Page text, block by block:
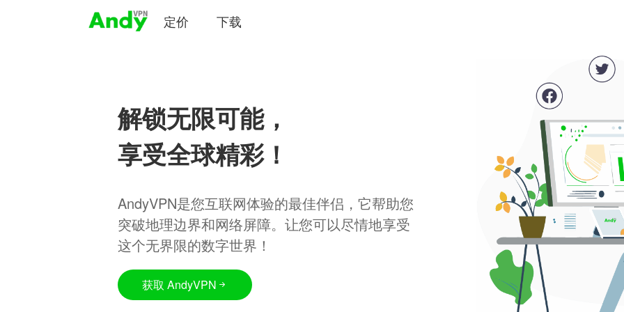
定价 下载
解锁无限可能，
享受全球精彩！
AndyVPN是您互联网体验的最佳伴侣，它帮助您
突破地理边界和网络屏障。让您可以尽情地享受
这个无界限的数字世界！
获取 AndyVPN